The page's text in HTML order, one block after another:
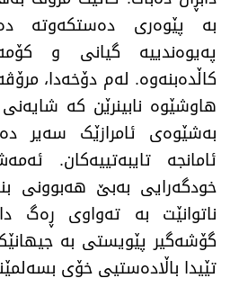
بە پێوەری دەستکەوتە
پەیوەندییە گیانی و
کاڵدەبنەوە. لەم دۆخەدا،
هاوشێوە نابینرێن کە
بەشێوەی ئامرازێک سەیر
ئامانجە تایبەتییەکان.
خودگەرایی بەبێ هەبوونی
ناتوانێت بە تەواوی ڕەگ
گۆشەگیر پێویستی بە
تێیدا باڵادەستیی خۆی